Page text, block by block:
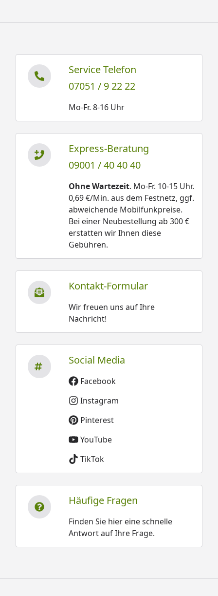
Service Telefon
07051 / 9 22 22
Mo-Fr. 8-16 Uhr
Express-Beratung
09001 / 40 40 40
Ohne Wartezeit. Mo-Fr. 10-15 Uhr.
0,69 €/Min. aus dem Festnetz, ggf.
abweichende Mobilfunkpreise.
Bei einer Neubestellung ab 300 €
erstatten wir Ihnen diese
Gebühren.
Kontakt-Formular
Wir freuen uns auf Ihre
Nachricht!
Social Media
Facebook
Instagram
Pinterest
YouTube
TikTok
Häufige Fragen
Finden Sie hier eine schnelle
Antwort auf Ihre Frage.